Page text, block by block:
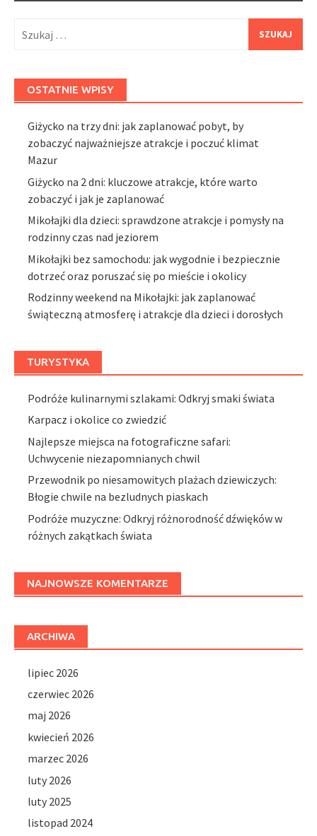
OSTATNIE WPISY
Giżycko na trzy dni: jak zaplanować pobyt, by
zobaczyć najważniejsze atrakcje i poczuć klimat
Mazur
Giżycko na 2 dni: kluczowe atrakcje, które warto
zobaczyć i jak je zaplanować
Mikołajki dla dzieci: sprawdzone atrakcje i pomysły na
rodzinny czas nad jeziorem
Mikołajki bez samochodu: jak wygodnie i bezpiecznie
dotrzeć oraz poruszać się po mieście i okolicy
Rodzinny weekend na Mikołajki: jak zaplanować
świąteczną atmosferę i atrakcje dla dzieci i dorosłych
TURYSTYKA
Podróże kulinarnymi szlakami: Odkryj smaki świata
Karpacz i okolice co zwiedzić
Najlepsze miejsca na fotograficzne safari:
Uchwycenie niezapomnianych chwil
Przewodnik po niesamowitych plażach dziewiczych:
Błogie chwile na bezludnych piaskach
Podróże muzyczne: Odkryj różnorodność dźwięków w
różnych zakątkach świata
NAJNOWSZE KOMENTARZE
ARCHIWA
lipiec 2026
czerwiec 2026
maj 2026
kwiecień 2026
marzec 2026
luty 2026
luty 2025
listopad 2024